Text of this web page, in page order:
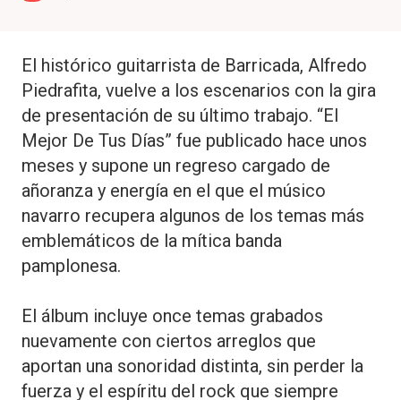
El histórico guitarrista de Barricada, Alfredo
Piedrafita, vuelve a los escenarios con la gira
de presentación de su último trabajo. “El
Mejor De Tus Días” fue publicado hace unos
meses y supone un regreso cargado de
añoranza y energía en el que el músico
navarro recupera algunos de los temas más
emblemáticos de la mítica banda
pamplonesa.
El álbum incluye once temas grabados
nuevamente con ciertos arreglos que
aportan una sonoridad distinta, sin perder la
fuerza y el espíritu del rock que siempre